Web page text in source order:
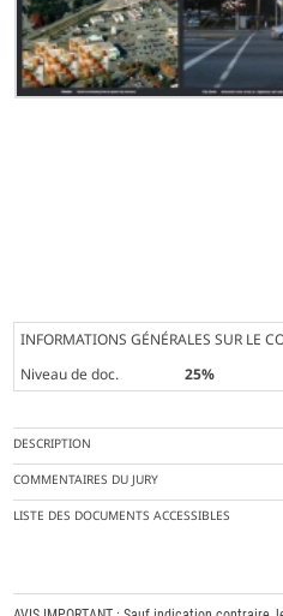
INFORMATIONS GÉNÉRALES SUR LE
Niveau de doc.
25%
DESCRIPTION
COMMENTAIRES DU JURY
LISTE DES DOCUMENTS ACCESSIBLES